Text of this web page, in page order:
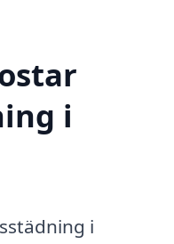
i
i